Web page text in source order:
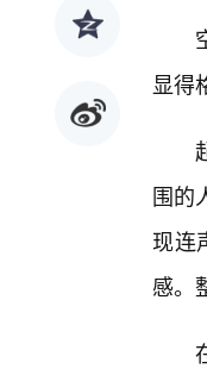
显得
围的
现连
感。